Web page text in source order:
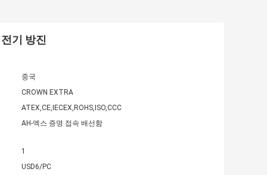
기 방진
중국
CROWN EXTRA
ATEX,CE,IECEX,ROHS,ISO,CCC
AH-엑스 증명 접속 배선함
1
USD6/PC